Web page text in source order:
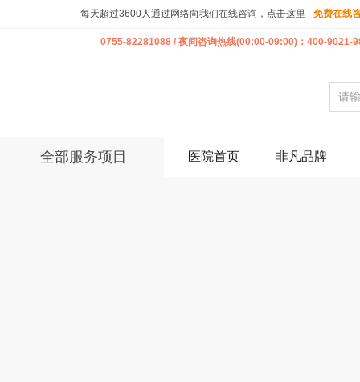
每天超过3600人通过网络向我们在线咨询，点击这里 免费在线
0755-82281088 / 夜间咨询热线(00:00-09:00)：400-9021-
全部服务项目 医院首页 非凡品牌